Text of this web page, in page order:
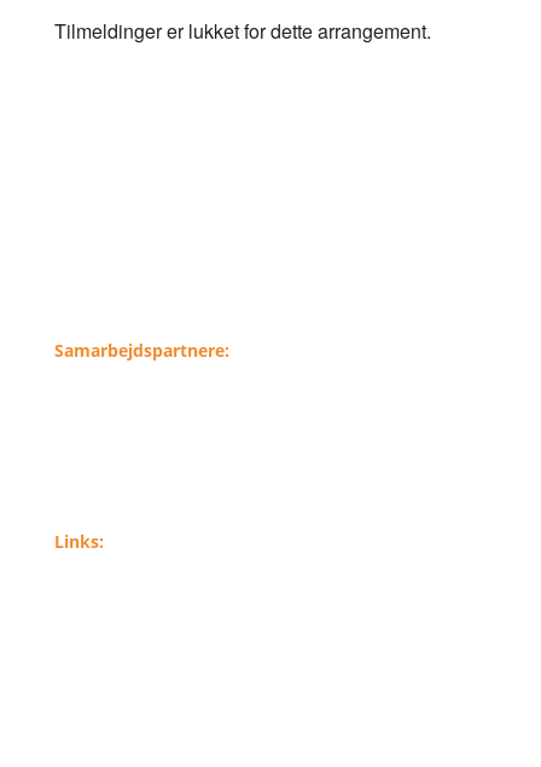
Tilmeldinger er lukket for dette arrangement.
Samarbejdspartnere:
Links: